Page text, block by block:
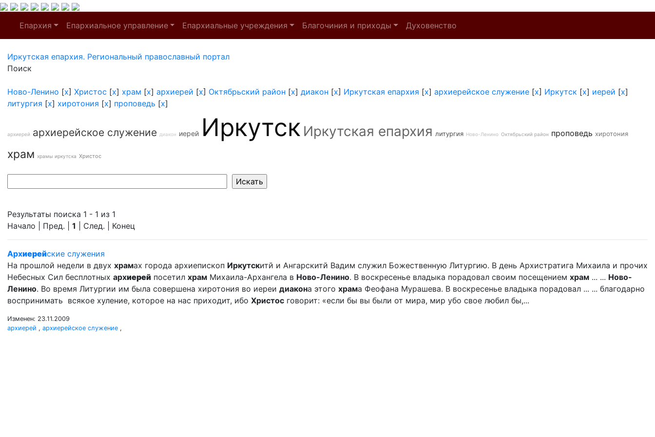
Епархия Епархиальное управление Епархиальные учреждения Благочиния и приходы Духовенство
Иркутская епархия. Региональный православный портал
Поиск
Ново-Ленино [x] Христос [x] храм [x] архиерей [x] Октябрьский район [x] диакон [x] Иркутская епархия [x] архиерейское служение [x] Иркутск [x] иерей [x]
литургия [x] хиротония [x] проповедь [x]
архиерей архиерейское служение диакон иерей Иркутск Иркутская епархия литургия Ново-Ленино Октябрьский район проповедь хиротония
храм храмы иркутска Христос
Результаты поиска 1 - 1 из 1
Начало | Пред. | 1 | След. | Конец
Архиерейские служения
На прошлой недели в двух храмах города архиепископ Иркутскитй и Ангарскитй Вадим служил Божественную Литургию. В день Архистратига Михаила и прочих
Небесных Сил бесплотных архиерей посетил храм Михаила-Архангела в Ново-Ленино. В воскресенье владыка порадовал своим посещением храм ... ... Ново-
Ленино. Во время Литургии им была совершена хиротония во иереи диакона этого храма Феофана Мурашева. В воскресенье владыка порадовал ... ... благодарно
воспринимать всякое хуление, которое на нас приходит, ибо Христос говорит: «если бы вы были от мира, мир убо свое любил бы,...
Изменен: 23.11.2009
архиерей , архиерейское служение ,